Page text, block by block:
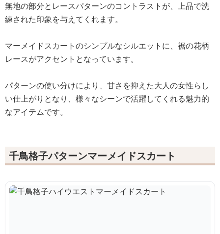
無地の部分とレースパターンのコントラストが、上品で洗
練された印象を与えてくれます。
マーメイドスカートのシンプルなシルエットに、裾の花柄
レースがアクセントとなっています。
パターンの使い分けにより、甘さを抑えた大人の女性らし
い仕上がりとなり、様々なシーンで活躍してくれる魅力的
なアイテムです。
千鳥格子パターンマーメイドスカート